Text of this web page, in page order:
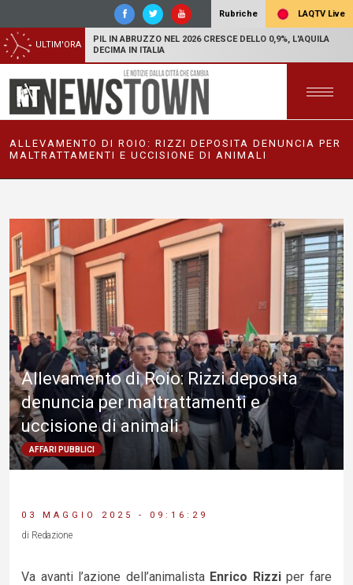
Rubriche LAQTV Live
ULTIM'ORA
PIL IN ABRUZZO NEL 2026 CRESCE DELLO 0,9%, L'AQUILA
DECIMA IN ITALIA
ALLEVAMENTO DI ROIO: RIZZI DEPOSITA DENUNCIA PER
MALTRATTAMENTI E UCCISIONE DI ANIMALI
Allevamento di Roio: Rizzi deposita
denuncia per maltrattamenti e
uccisione di animali
AFFARI PUBBLICI
03 MAGGIO 2025 - 09:16:29
di Redazione
Va avanti l’azione dell’animalista Enrico Rizziper fare